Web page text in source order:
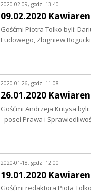
2020-02-09, godz. 13:40
09.02.2020
Gośćmi Piotra Tolko byli:
Ludowego, Zbigniew
2020-01-26, godz. 11:08
26.01.2020
Gośćmi Andrzeja Kutysa
- poseł Prawa i
2020-01-18, godz. 12:00
19.01.2020
Gośćmi redaktora Piota